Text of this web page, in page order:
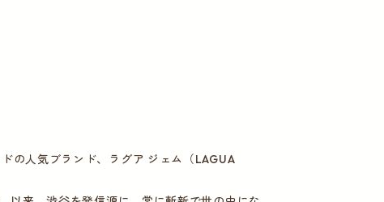
の人気ブランド、ラグア ジェム（LAGUA